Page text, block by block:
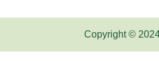
Copyright ©